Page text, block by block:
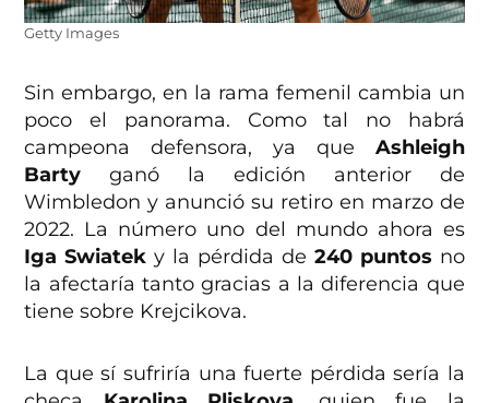
Getty Images
Sin embargo, en la rama femenil cambia un
poco el panorama. Como tal no habrá
campeona defensora, ya que Ashleigh
Barty ganó la edición anterior de
Wimbledon y anunció su retiro en marzo de
2022. La número uno del mundo ahora es
Iga Swiatek y la pérdida de 240 puntos no
la afectaría tanto gracias a la diferencia que
tiene sobre Krejcikova.
La que sí sufriría una fuerte pérdida sería la